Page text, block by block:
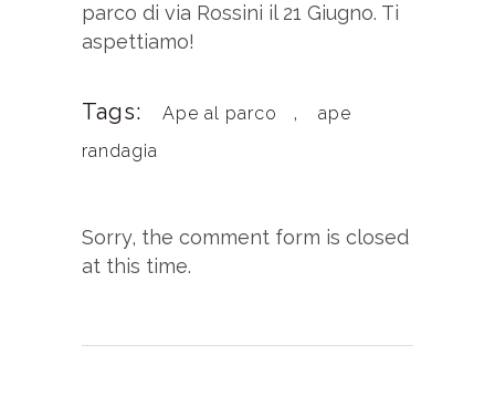
parco di via Rossini il 21 Giugno. Ti
aspettiamo!
Tags: Ape al parco ,
ape
randagia
Sorry, the comment form is closed
at this time.